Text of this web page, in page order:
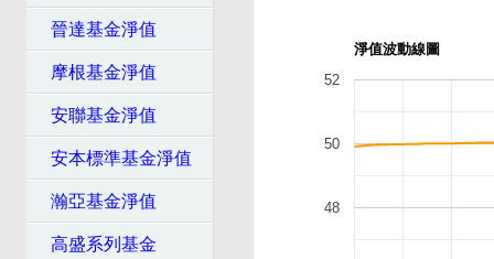
晉達基金淨值
摩根基金淨值
安聯基金淨值
安本標準基金淨值
瀚亞基金淨值
高盛系列基金
淨值波動線圖
48
50
52